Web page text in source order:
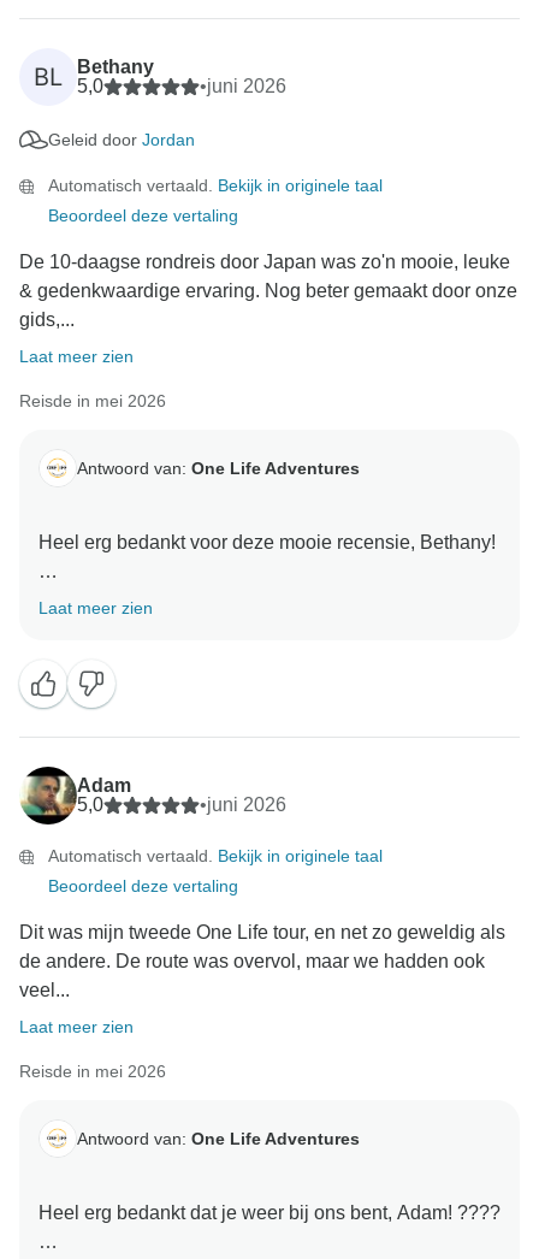
energie hebben geholpen om de reis zowel leuk als
zinvol te maken.
je ooit weer op een avontuur te zien! :)
BL
Bethany
5,0
•juni 2026
Geleid door Jordan
Automatisch vertaald. Bekijk in originele taal
Beoordeel deze vertaling
De 10-daagse rondreis door Japan was zo'n mooie, leuke
& gedenkwaardige ervaring. Nog beter gemaakt door onze
gids,...
Laat meer zien
Reisde in mei 2026
Antwoord van: One Life Adventures
Heel erg bedankt voor deze mooie recensie, Bethany!
We zijn zo blij om te horen dat jullie zo'n leuke,
Ook een groot applaus voor Jordan! We zijn het er
helemaal mee eens - hij is een fantastische gids en
een allround geweldig persoon om mee te reizen.
Dōmo arigatō voor het reizen met ons, en we hopen je
snel op een ander avontuur te zien!
Laat meer zien
Adam
5,0
•juni 2026
Automatisch vertaald. Bekijk in originele taal
Beoordeel deze vertaling
Dit was mijn tweede One Life tour, en net zo geweldig als
de andere. De route was overvol, maar we hadden ook
veel...
Laat meer zien
Reisde in mei 2026
Antwoord van: One Life Adventures
Heel erg bedankt dat je weer bij ons bent, Adam! ????